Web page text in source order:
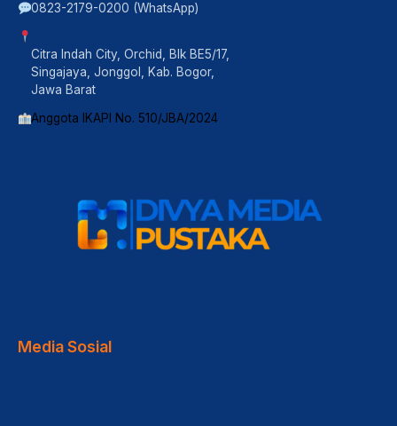
0823-2179-0200 (WhatsApp)
Citra Indah City, Orchid, Blk BE5/17,
Singajaya, Jonggol, Kab. Bogor,
Jawa Barat
Anggota IKAPI No. 510/JBA/2024
Media Sosial